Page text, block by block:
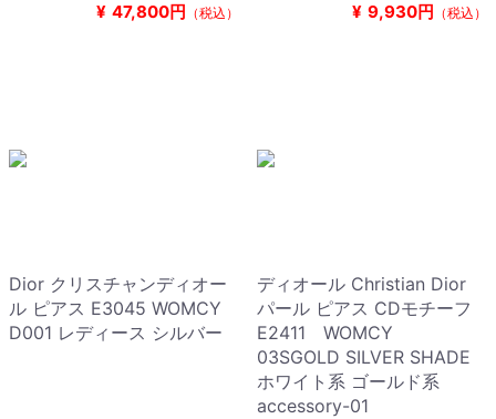
¥ 47,800円 （税込） ¥ 9,930円 （税込）
Dior クリスチャンディオー
ル ピアス E3045 WOMCY
D001 レディース シルバー
ディオール Christian Dior
パール ピアス CDモチーフ
E2411 WOMCY
03SGOLD SILVER SHADE
ホワイト系 ゴールド系
accessory-01